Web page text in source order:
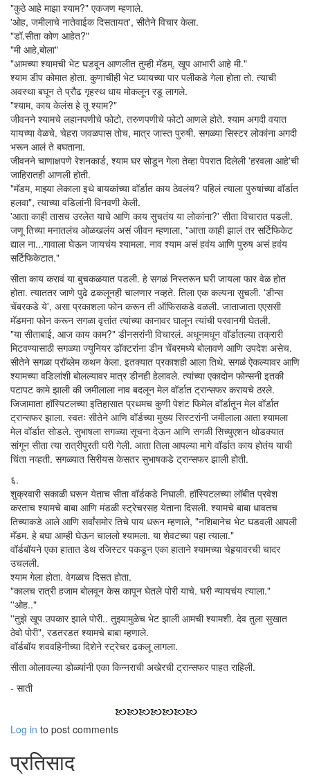
"कुठे आहे माझा श्याम?" एकजण म्हणाले.
'ओह, जमीलाचे नातेवाईक दिसतायत', सीतेने विचार केला.
"डॉ.सीता कोण आहेत?"
"मी आहे,बोला"
"आमच्या श्यामची भेट घडवून आणलीत तुम्ही मॅडम्, खूप आभारी आहे मी."
श्याम डीप कोमात होता. कुणाचीही भेट घ्यायच्या पार पलीकडे गेला होता तो. त्याची
अवस्था बघून ते प्रौढ गृहस्थ धाय मोकलून रडू लागले.
"श्याम, काय केलंस हे तू श्याम?"
जीवनने श्यामचे लहानपणीचे फोटो, तरुणपणीचे फोटो आणले होते. श्याम अगदी वयात
यायच्या वेळचे. चेहरा जवळपास तोच, मात्र जास्त पुरुषी. सगळ्या सिस्टर लोकांना अगदी
भरून आलं ते बघताना.
जीवनने चाणाक्षपणे रेशनकार्ड, श्याम घर सोडून गेला तेव्हा पेपरात दिलेली 'हरवला आहे'ची
जाहिरातही आणली होती.
"मॅडम, माझ्या लेकाला इथे बायकांच्या वॉर्डात काय ठेवलंय? पहिलं त्याला पुरुषांच्या वॉर्डात
हलवा", त्याच्या वडिलांनी विनवणी केली.
'आता काही तासच उरलेत याचे आणि काय सुचतंय या लोकांना?' सीता विचारात पडली.
जणू तिच्या मनातलंच ओळखलंय असं जीवन म्हणाला, "आत्ता काही झालं तर सर्टिफिकेट
द्याल ना...गावाला घेऊन जायचंय श्यामला. नाव श्याम असं हवंय आणि पुरुष असं हवंय
सर्टिफिकेटात."
सीता काय करावं या बुचकळयात पडली. हे सगळं निस्तरून घरी जायला फार वेळ होत
होता. त्याततर जाणे पुढे ढकलूनही चालणार नव्हते. तिला एक कल्पना सुचली. 'डीन्स
चेंबरकडे ये', असा प्रकाशला फोन करून ती ऑफिसकडे वळली. जाताजाता एएससी
मॅडमना फोन करून सगळा वृत्तांत त्यांच्या कानावर घालून त्यांची परवानगी घेतली.
"या सीताबाई, आज काय काम?" डीनसरांनी विचारलं. अधूनमधून वॉर्डातल्या तक्रारी
मिटवण्यासाठी सगळ्या ज्युनियर डॉक्टरांना डीन चेंबरमध्ये बोलावणे आणि उपदेश असेच.
सीतेने सगळा प्रॉब्लेम कथन केला. इतक्यात प्रकाशही आला तिथे. सगळं ऐकल्यावर आणि
श्यामच्या वडिलांशी बोलल्यावर मात्र डीनही हेलावले. त्यांच्या एकादोन फोन्सनी इतकी
पटापट कामे झाली की जमीलाला नाव बदलून मेल वॉर्डात ट्रान्सफर करायचे ठरले.
जिजामाता हॉस्पिटलच्या इतिहासात प्रथमच कुणी पेशंट फिमेल वॉर्डातून मेल वॉर्डात
ट्रान्सफर झाला. स्वतः सीतेने आणि वॉर्डच्या मुख्य सिस्टरांनी जमीलाला आता श्यामला
मेल वॉर्डात सोडले. सुभाषला सगळ्या सूचना देऊन आणि सगळी सिच्युएशन थोडक्यात
सांगून सीता त्या रात्रीपुरती घरी गेली. आता तिला आपल्या मागे वॉर्डात काय होतंय याची
चिंता नव्हती. सगळ्यात सिरीयस केसतर सुभाषकडे ट्रान्सफर झाली होती.
६.
शुक्रवारी सकाळी घरून येताच सीता वॉर्डकडे निघाली. हॉस्पिटलच्या लॉबीत प्रवेश
करताच श्यामचे बाबा आणि मंडळी स्ट्रेचरसह येताना दिसली. श्यामचे बाबा धावतच
तिच्याकडे आले आणि सर्वांसमोर तिचे पाय धरून म्हणाले, "नशिबानेच भेट घडवली आपली
मॅडम. हे बघा आम्ही घेऊन चाललो श्यामला. या शेवटच्या पहा त्याला."
वॉर्डबॉयने एका हातात डेथ रजिस्टर पकडून एका हाताने श्यामच्या चेहर्‍यावरची चादर
उचलली.
श्याम गेला होता. वेगळाच दिसत होता.
"कालच रात्री हजाम बोलवून केस कापून घेतले पोरी याचे. घरी न्यायचंय त्याला."
''ओह.."
''तुझे खूप उपकार झाले पोरी.. तुझ्यामुळेच भेट झाली आमची श्यामशी. देव तुला सुखात
ठेवो पोरी", रडतरडत श्यामचे बाबा म्हणाले.
वॉर्डबॉय शववहिनीच्या दिशेने स्ट्रेचर ढकलू लागला.
सीता ओलावल्या डोळ्यांनी एका किन्नराची अखेरची ट्रान्सफर पाहत राहिली.
- साती
Log in to post comments
प्रतिसाद